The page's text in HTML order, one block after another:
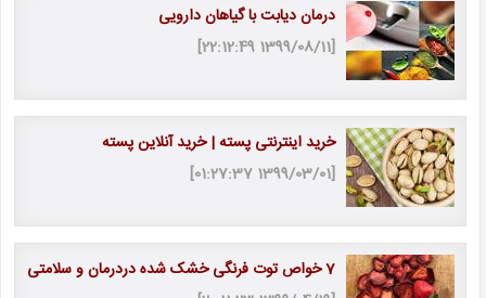
درمان دیابت با گیاهان دارویی
[1399/08/11 22:12:49]
خرید اینترنتی پسته | خرید آنلاین پسته
[1399/03/01 01:27:37]
7 خواص توت فرنگی خشک شده دردرمان و سلامتی